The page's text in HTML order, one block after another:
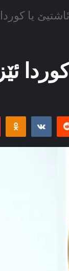
یا
Reddit